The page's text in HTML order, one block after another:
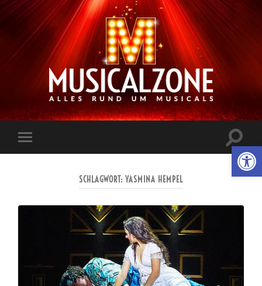
Musicalzone.de
Mobile-
Menü
ein-/
SCHLAGWORT: YASMINA HEMPEL